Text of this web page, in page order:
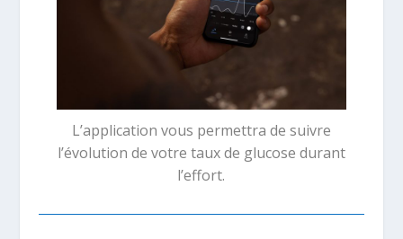
L’application vous permettra de suivre
l’évolution de votre taux de glucose durant
l’effort.